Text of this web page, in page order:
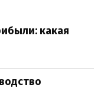
какая